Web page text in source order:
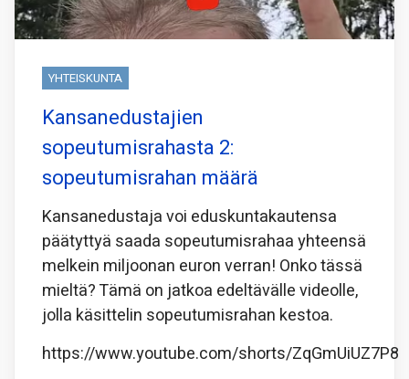
YHTEISKUNTA
Kansanedustajien
sopeutumisrahasta 2:
sopeutumisrahan määrä
Kansanedustaja voi eduskuntakautensa
päätyttyä saada sopeutumisrahaa yhteensä
melkein miljoonan euron verran! Onko tässä
mieltä? Tämä on jatkoa edeltävälle videolle,
jolla käsittelin sopeutumisrahan kestoa.
https://www.youtube.com/shorts/ZqGmUiUZ7P8